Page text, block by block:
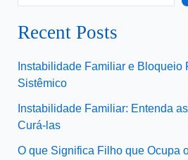
Recent Posts
Instabilidade Familiar e Bloqueio
Sistêmico
Instabilidade Familiar: Entenda
Curá-las
O que Significa Filho que Ocupa